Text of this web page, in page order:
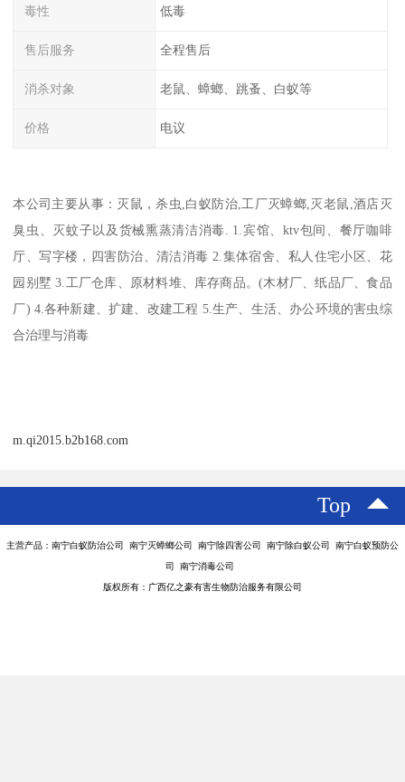
毒性 低毒
售后服务 全程售后
消杀对象 老鼠、蟑螂、跳蚤、白蚁等
价格 电议
本公司主要从事：灭鼠，杀虫,白蚁防治,工厂灭蟑螂,灭老鼠,酒店灭
臭虫、灭蚊子以及货械熏蒸清洁消毒. 1.宾馆、ktv包间、餐厅咖啡
厅、写字楼，四害防治、清洁消毒 2.集体宿舍、私人住宅小区、花
园别墅 3.工厂仓库、原材料堆、库存商品。(木材厂、纸品厂、食品
厂) 4.各种新建、扩建、改建工程 5.生产、生活、办公环境的害虫综
合治理与消毒